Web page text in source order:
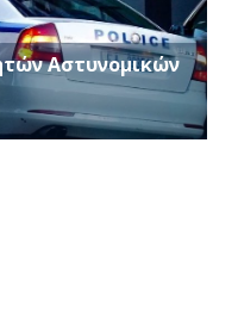
Αστυνομικών